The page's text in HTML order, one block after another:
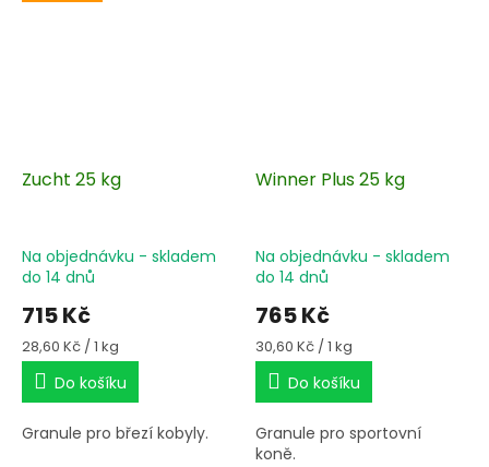
Zucht 25 kg
Na objednávku - skladem
do 14 dnů
715 Kč
Měrná
cena:
28,60 Kč / 1 kg
Do košíku
Granule pro březí kobyly.
Winner Plus 25 kg
Na objednávku - skladem
do 14 dnů
765 Kč
Měrná
cena:
30,60 Kč / 1 kg
Do košíku
Granule pro sportovní
koně.